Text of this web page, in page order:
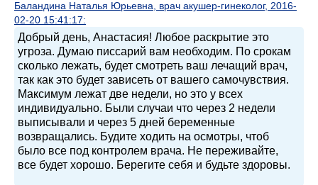
Баландина Наталья Юрьевна, врач акушер-гинеколог, 2016-
02-20 15:41:17:
Добрый день, Анастасия! Любое раскрытие это
угроза. Думаю писсарий вам необходим. По срокам
сколько лежать, будет смотреть ваш лечащий врач,
так как это будет зависеть от вашего самочувствия.
Максимум лежат две недели, но это у всех
индивидуально. Были случаи что через 2 недели
выписывали и через 5 дней беременные
возвращались. Будите ходить на осмотры, чтоб
было все под контролем врача. Не переживайте,
все будет хорошо. Берегите себя и будьте здоровы.